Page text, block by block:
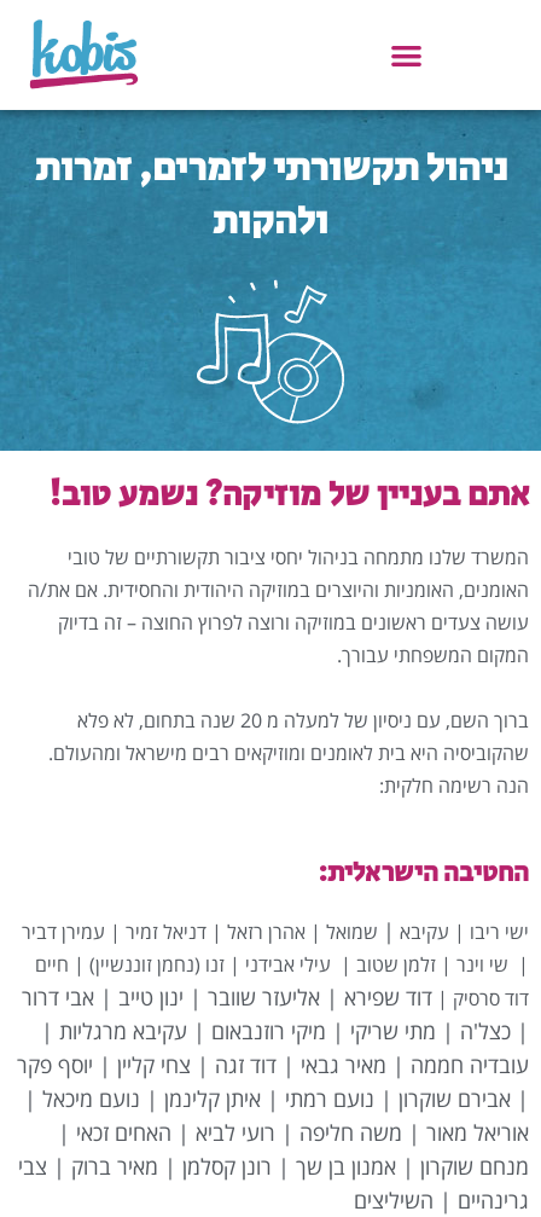
ניהול תקשורתי לזמרים, זמרות
ולהקות
אתם בעניין של מוזיקה? נשמע טוב!
המשרד שלנו מתמחה בניהול יחסי ציבור תקשורתיים של טובי
האומנים, האומניות והיוצרים במוזיקה היהודית והחסידית. אם את/ה
עושה צעדים ראשונים במוזיקה ורוצה לפרוץ החוצה – זה בדיוק
המקום המשפחתי עבורך.
ברוך השם, עם ניסיון של למעלה מ 20 שנה בתחום, לא פלא
שהקוביסיה היא בית לאומנים ומוזיקאים רבים מישראל ומהעולם.
הנה רשימה חלקית:
החטיבה הישראלית:
ישי ריבו | עקיבא | שמואל | אהרן רזאל | דניאל זמיר | עמירן דביר
| שי וינר | זלמן שטוב | עילי אבידני | זנו (נחמן זוננשיין) | חיים
דוד סרסיק | דוד שפירא | אליעזר שוובר | ינון טייב | אבי דרור
| כצל'ה | מתי שריקי | מיקי רוזנבאום | עקיבא מרגליות |
עובדיה חממה | מאיר גבאי | דוד זגה | צחי קליין | יוסף פקר
| אבירם שוקרון | נועם רמתי | איתן קלינמן | נועם מיכאל |
אוריאל מאור | משה חליפה | רועי לביא | האחים זכאי |
מנחם שוקרון | אמנון בן שך | רונן קסלמן | מאיר ברוק | צבי
גרינהיים | השיליצים